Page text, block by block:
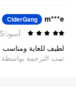
m***e
CiderGang
أسود/S
تمت الترجمة بواسطة Google